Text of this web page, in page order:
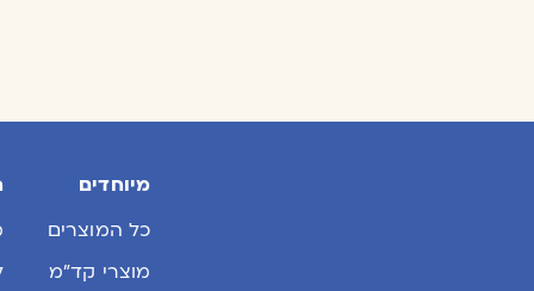
מיוחדים
כל המוצרים
מוצרי קד״מ